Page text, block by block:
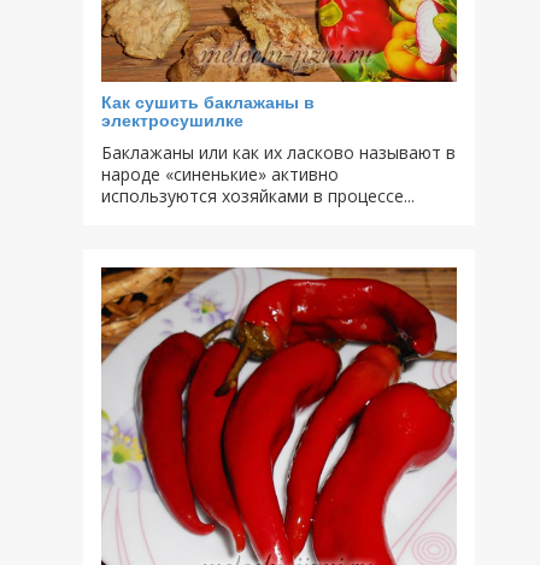
Как сушить баклажаны в
электросушилке
Баклажаны или как их ласково называют в
народе «синенькие» активно
используются хозяйками в процессе...